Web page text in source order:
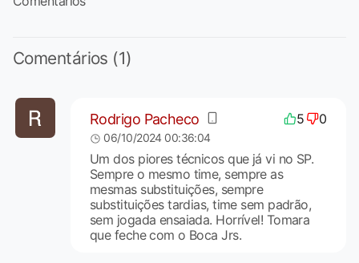
Comentários (1)
Rodrigo Pacheco 5 0
06/10/2024 00:36:04
Um dos piores técnicos que já vi no SP.
Sempre o mesmo time, sempre as
mesmas substituições, sempre
substituições tardias, time sem padrão,
sem jogada ensaiada. Horrível! Tomara
que feche com o Boca Jrs.